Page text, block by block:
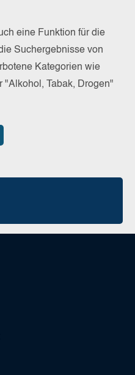
eine Funktion für die
Suchergebnisse von
Kategorien wie
"Alkohol, Tabak, Drogen"